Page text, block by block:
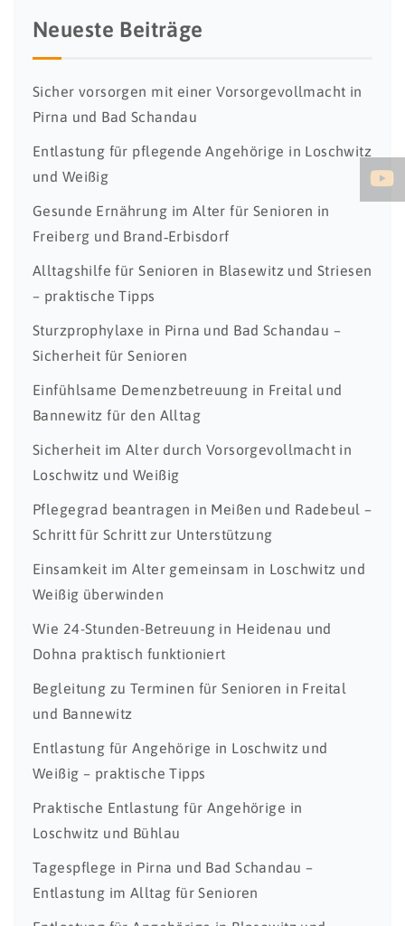
Neueste Beiträge
Sicher vorsorgen mit einer Vorsorgevollmacht in
Pirna und Bad Schandau
Entlastung für pflegende Angehörige in Loschwitz
und Weißig
Gesunde Ernährung im Alter für Senioren in
Freiberg und Brand‑Erbisdorf
Alltagshilfe für Senioren in Blasewitz und Striesen
– praktische Tipps
Sturzprophylaxe in Pirna und Bad Schandau –
Sicherheit für Senioren
Einfühlsame Demenzbetreuung in Freital und
Bannewitz für den Alltag
Sicherheit im Alter durch Vorsorgevollmacht in
Loschwitz und Weißig
Pflegegrad beantragen in Meißen und Radebeul –
Schritt für Schritt zur Unterstützung
Einsamkeit im Alter gemeinsam in Loschwitz und
Weißig überwinden
Wie 24-Stunden-Betreuung in Heidenau und
Dohna praktisch funktioniert
Begleitung zu Terminen für Senioren in Freital
und Bannewitz
Entlastung für Angehörige in Loschwitz und
Weißig – praktische Tipps
Praktische Entlastung für Angehörige in
Loschwitz und Bühlau
Tagespflege in Pirna und Bad Schandau –
Entlastung im Alltag für Senioren